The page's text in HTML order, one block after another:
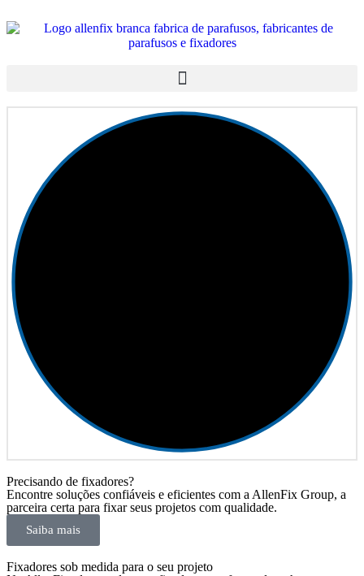
Precisando de fixadores?
Encontre soluções confiáveis e eficientes com a AllenFix Group, a
parceira certa para fixar seus projetos com qualidade.
Saiba mais
Fixadores sob medida para o seu projeto